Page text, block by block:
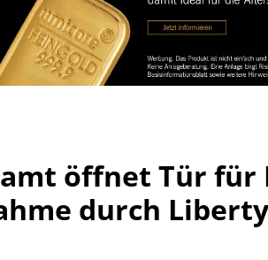
öffnet Tür für
durch Liberty